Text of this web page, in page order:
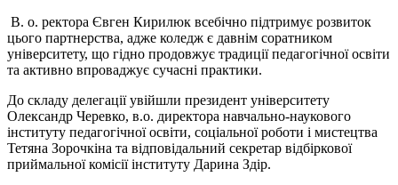
В. о. ректора Євген Кирилюк всебічно підтримує розвиток
цього партнерства, адже коледж є давнім соратником
університету, що гідно продовжує традиції педагогічної освіти
та активно впроваджує сучасні практики.
До складу делегації увійшли президент університету
Олександр Черевко, в.о. директора навчально-наукового
інституту педагогічної освіти, соціальної роботи і мистецтва
Тетяна Зорочкіна та відповідальний секретар відбіркової
приймальної комісії інституту Дарина Здір.